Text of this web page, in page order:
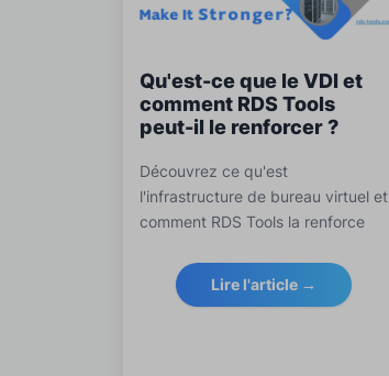
Qu'est-ce que le VDI et
comment RDS Tools
peut-il le renforcer ?
Découvrez ce qu'est
l'infrastructure de bureau virtuel et
comment RDS Tools la renforce
surveillance et un support à
distance pour les équipes
Lire l'article →